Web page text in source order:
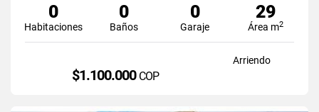
0
Habitaciones
0
Baños
0
Garaje
29
Área m2
Arriendo
$1.100.000 COP